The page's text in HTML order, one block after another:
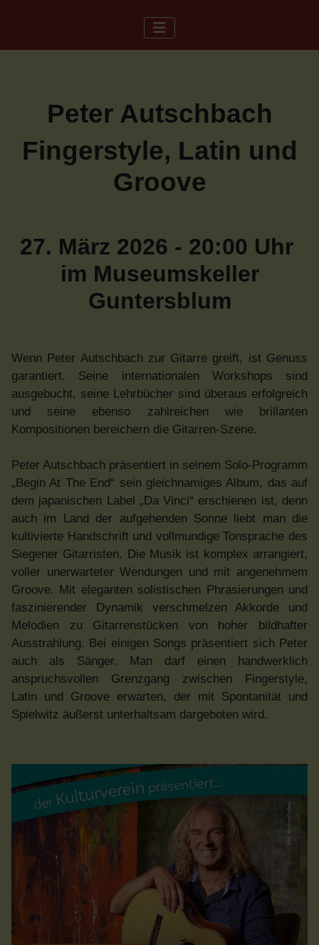
Peter Autschbach
Fingerstyle, Latin und
Groove
27. März 2026 - 20:00 Uhr
im Museumskeller
Guntersblum
Wenn Peter Autschbach zur Gitarre greift, ist Genuss
garantiert. Seine internationalen Workshops sind
ausgebucht, seine Lehrbücher sind überaus erfolgreich
und seine ebenso zahlreichen wie brillanten
Kompositionen bereichern die Gitarren-Szene.
Peter Autschbach präsentiert in seinem Solo-Programm
„Begin At The End“ sein gleichnamiges Album, das auf
dem japanischen Label „Da Vinci“ erschienen ist, denn
auch im Land der aufgehenden Sonne liebt man die
kultivierte Handschrift und vollmundige Tonsprache des
Siegener Gitarristen. Die Musik ist komplex arrangiert,
voller unerwarteter Wendungen und mit angenehmem
Groove. Mit eleganten solistischen Phrasierungen und
faszinierender Dynamik verschmelzen Akkorde und
Melodien zu Gitarrenstücken von hoher bildhafter
Ausstrahlung. Bei einigen Songs präsentiert sich Peter
auch als Sänger. Man darf einen handwerklich
anspruchsvollen Grenzgang zwischen Fingerstyle,
Latin und Groove erwarten, der mit Spontanität und
Spielwitz äußerst unterhaltsam dargeboten wird.